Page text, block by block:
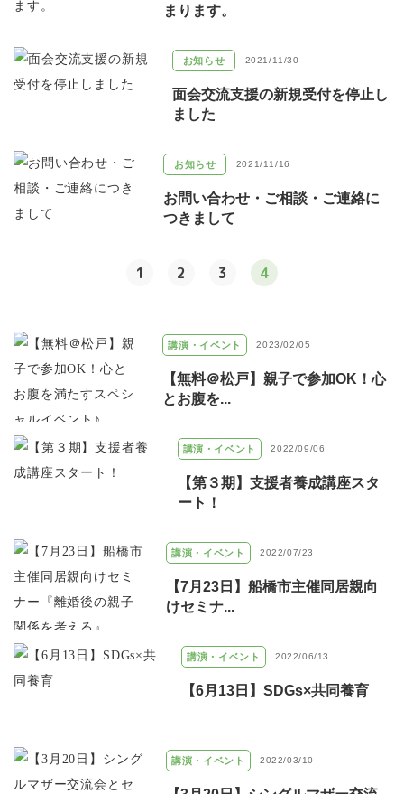
まります。
お知らせ 2021/11/30
面会交流支援の新規受付を停止し
ました
お知らせ 2021/11/16
お問い合わせ・ご相談・ご連絡に
つきまして
1 2 3 4
講演・イベント 2023/02/05
【無料＠松戸】親子で参加OK！心
とお腹を...
講演・イベント 2022/09/06
【第３期】支援者養成講座スタ
ート！
講演・イベント 2022/07/23
【7月23日】船橋市主催同居親向
けセミナ...
講演・イベント 2022/06/13
【6月13日】SDGs×共同養育
講演・イベント 2022/03/10